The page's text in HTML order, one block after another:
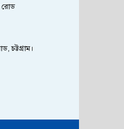
রোড
চট্টগ্রাম।